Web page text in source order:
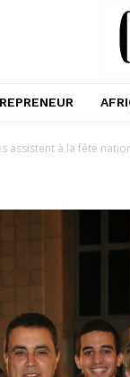
assistent à la fête